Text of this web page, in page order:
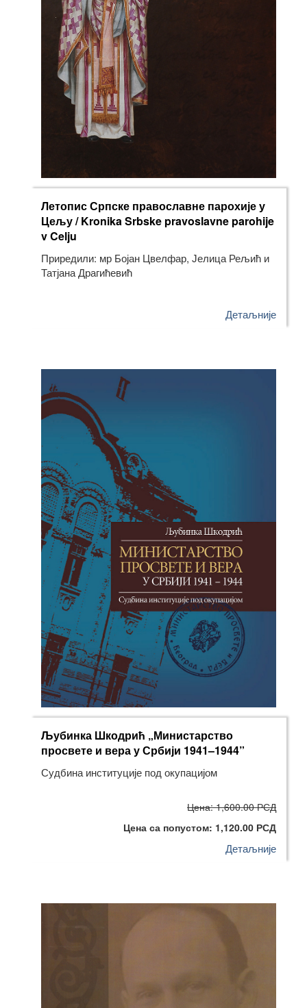
Летопис Српске православне парохије у
Цељу / Kronika Srbske pravoslavne parohije
v Celju
Приредили: мр Бојан Цвелфар, Јелица Рељић и
Татјана Драгићевић
Детаљније
Љубинка Шкодрић „Министарство
просвете и вера у Србији 1941–1944”
Судбина институције под окупацијом
Цена: 1,600.00 РСД
Цена са попустом: 1,120.00 РСД
Детаљније